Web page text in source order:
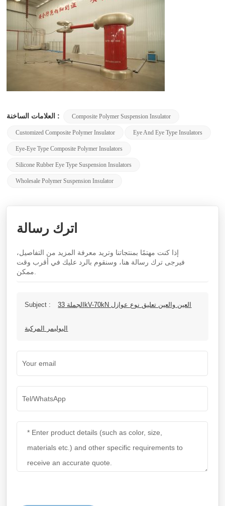
العلامات الساخنة : Composite Polymer Suspension Insulator
Customized Composite Polymer Insulator Eye And Eye Type Insulators
Eye-Eye Type Composite Polymer Insulators
Silicone Rubber Eye Type Suspension Insulators
Wholesale Polymer Suspension Insulator
اترك رسالة
إذا كنت مهتمًا بمنتجاتنا وتريد معرفة المزيد من التفاصيل،
فيرجى ترك رسالة هنا، وسنقوم بالرد عليك في أقرب وقت
Subject : الجملة 33kV-70kN العين والعين تعليق نوع عوازل
البوليمر المركبة